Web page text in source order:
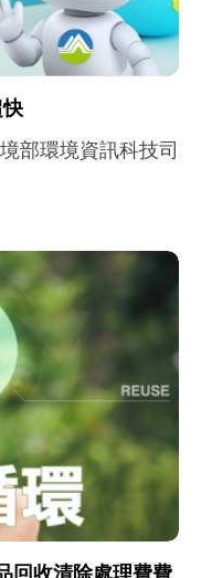
部環境資訊科技司
回收清除處理費費